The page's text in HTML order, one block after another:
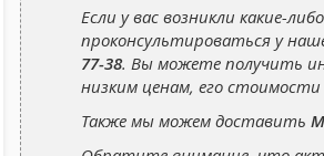
Если у вас возникли какие-
проконсультироваться у
77-38. Вы можете получить
низким ценам, его
Также мы можем доставить